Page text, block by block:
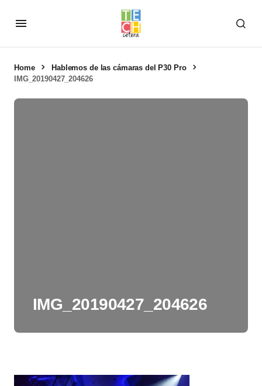
Home
Hablemos de las cámaras del P30 Pro
IMG_20190427_204626
IMG_20190427_204626